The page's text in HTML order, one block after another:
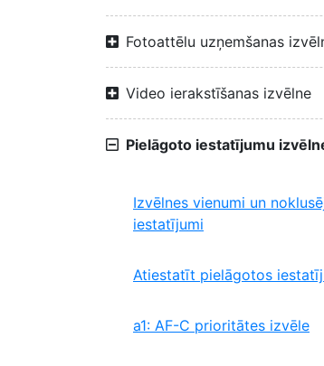
Fotoattēlu uzņemšanas
Video ierakstīšanas izvēlne
Pielāgoto iestatījumu
Izvēlnes vienumi un
iestatījumi
Atiestatīt pielāgotos
a1: AF-C prioritātes izvēle